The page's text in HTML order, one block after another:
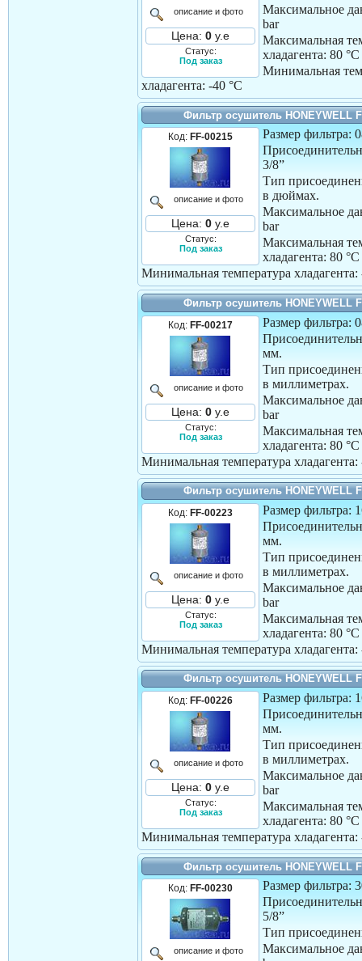
описание и фото
Цена: 0 у.е
Статус:
Под заказ
Максимальное
bar
Максимальная
хладагента:80 °C
Минимальная
хладагента:-40 °C
Фильтр осушитель HONEYWELL
Код: FF-00215
описание и фото
Цена: 0 у.е
Статус:
Под заказ
Размер фильтра:
3/8”
Тип
в дюймах.
Максимальное
bar
Максимальная
хладагента:80 °C
Минимальная температура хладагента:
Фильтр осушитель HONEYWELL
Код:FF-00217
описание и фото
Цена: 0 у.е
Статус:
Под заказ
Размер фильтра:
мм.
Тип
в миллиметрах.
Максимальное
bar
Максимальная
хладагента:80 °C
Минимальная температура хладагента:
Фильтр осушитель HONEYWELL
Код:FF-00223
описание и фото
Цена: 0 у.е
Статус:
Под заказ
Размер фильтра:
мм.
Тип
в миллиметрах.
Максимальное
bar
Максимальная
хладагента:80 °C
Минимальная температура хладагента:
Фильтр осушитель HONEYWELL
Код: FF-00226
описание и фото
Цена: 0 у.е
Статус:
Под заказ
Размер фильтра:
мм.
Тип
в миллиметрах.
Максимальное
bar
Максимальная
хладагента:80 °C
Минимальная температура хладагента:
Фильтр осушитель HONEYWELL
Код: FF-00230
описание и фото
Размер фильтра:
5/8”
Тип
Максимальное